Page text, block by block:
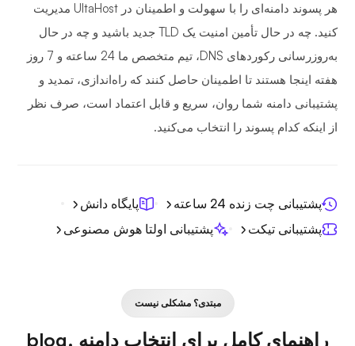
هر پسوند دامنه‌ای را با سهولت و اطمینان در UltaHost مدیریت
کنید. چه در حال تأمین امنیت یک TLD جدید باشید و چه در حال
به‌روزرسانی رکوردهای DNS، تیم متخصص ما 24 ساعته و 7 روز
هفته اینجا هستند تا اطمینان حاصل کنند که راه‌اندازی، تمدید و
پشتیبانی دامنه شما روان، سریع و قابل اعتماد است، صرف نظر
از اینکه کدام پسوند را انتخاب می‌کنید.
پشتیبانی چت زنده 24 ساعته
پایگاه دانش
پشتیبانی تیکت
پشتیبانی اولتا هوش مصنوعی
مبتدی؟ مشکلی نیست
راهنمای کامل برای انتخاب دامنه .blog